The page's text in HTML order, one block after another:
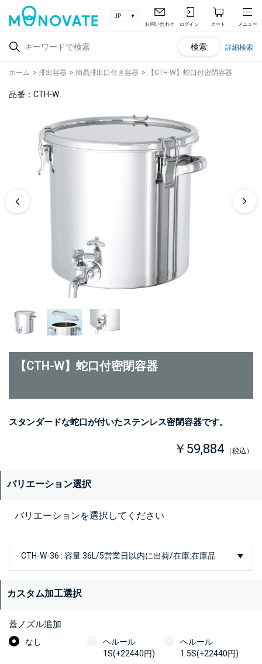
お問い合わせ ログイン カート メニュー
検索 詳細検索
ホーム > 排出容器 > 簡易排出口付き容器 > 【CTH-W】蛇口付密閉容器
品番：CTH-W
【CTH-W】蛇口付密閉容器
スタンダードな蛇口が付いたステンレス密閉容器です。
￥59,884 （税込）
バリエーション選択
バリエーションを選択してください
カスタム加工選択
蓋ノズル追加
なし
ヘルール
1S(+22440円)
ヘルール
1.5S(+22440円)